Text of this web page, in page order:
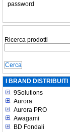
password
Ricerca prodotti
I BRAND DISTRIBUITI
9Solutions
Aurora
Aurora PRO
Awagami
BD Fondali